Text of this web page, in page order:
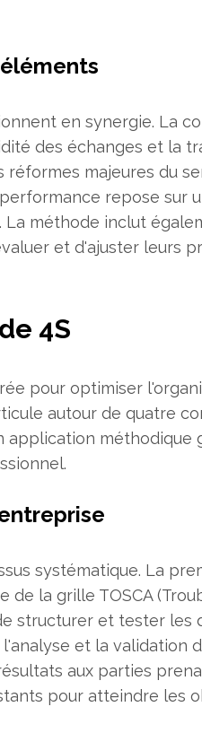
en synergie. La
des échanges et la
majeures du
repose sur
méthode inclut
et d'ajuster leurs
4S
pour optimiser
autour de quatre
application méthodique
systématique. La
la grille TOSCA
structurer et tester les
et la validation
aux parties
pour atteindre les